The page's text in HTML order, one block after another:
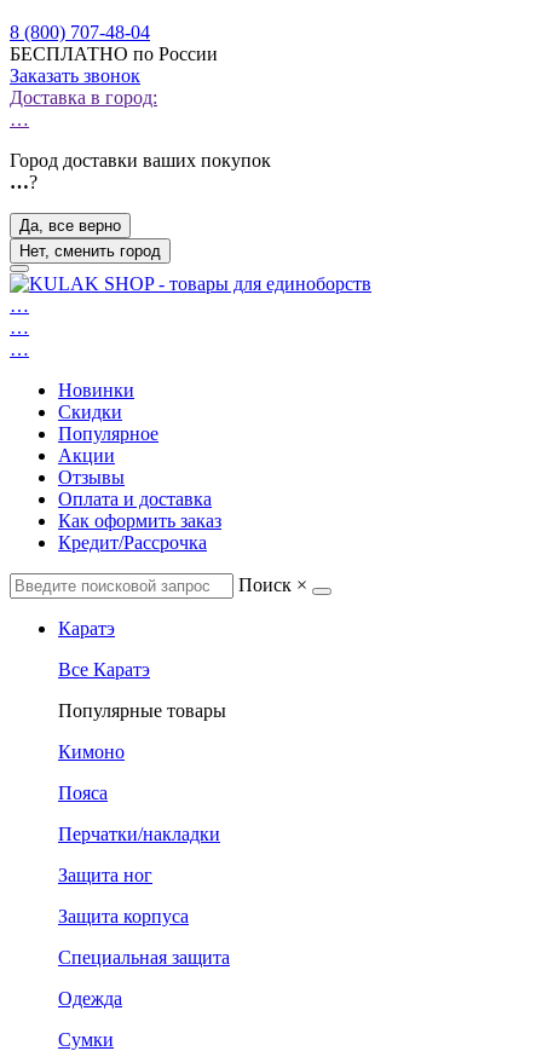
8 (800) 707-48-04
БЕСПЛАТНО по России
Заказать звонок
Доставка в город:
…
Город доставки ваших покупок
…?
Да, все верно
Нет, сменить город
…
…
…
Новинки
Скидки
Популярное
Акции
Отзывы
Оплата и доставка
Как оформить заказ
Кредит/Рассрочка
Поиск ×
Каратэ
Все Каратэ
Популярные товары
Кимоно
Пояса
Перчатки/накладки
Защита ног
Защита корпуса
Специальная защита
Одежда
Сумки